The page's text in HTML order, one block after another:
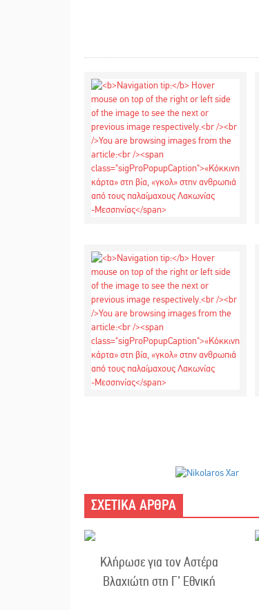
ΣΧΕΤΙΚΑ ΑΡΘΡΑ
Κλήρωσε για τον Αστέρα
Βλαχιώτη στη Γ’ Εθνική